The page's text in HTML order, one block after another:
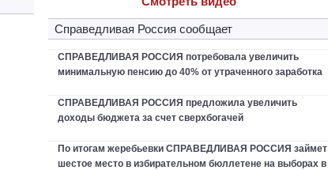
Справедливая Россия сообщает
СПРАВЕДЛИВАЯ РОССИЯ потребовала увеличить
минимальную пенсию до 40% от утраченного заработка
СПРАВЕДЛИВАЯ РОССИЯ предложила увеличить
доходы бюджета за счет сверхбогачей
По итогам жеребьевки СПРАВЕДЛИВАЯ РОССИЯ займет
шестое место в избирательном бюллетене на выборах в